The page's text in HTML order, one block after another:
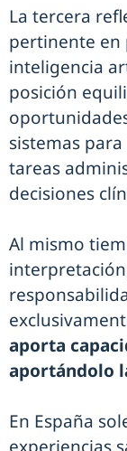
La tercera
pertinente en
inteligencia
posición
sistemas
tareas
decisiones
Al mismo
aporta
aportándolo
En España